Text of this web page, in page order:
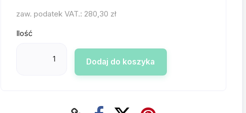
zaw. podatek VAT.: 280,30 zł
Ilość
Dodaj do koszyka